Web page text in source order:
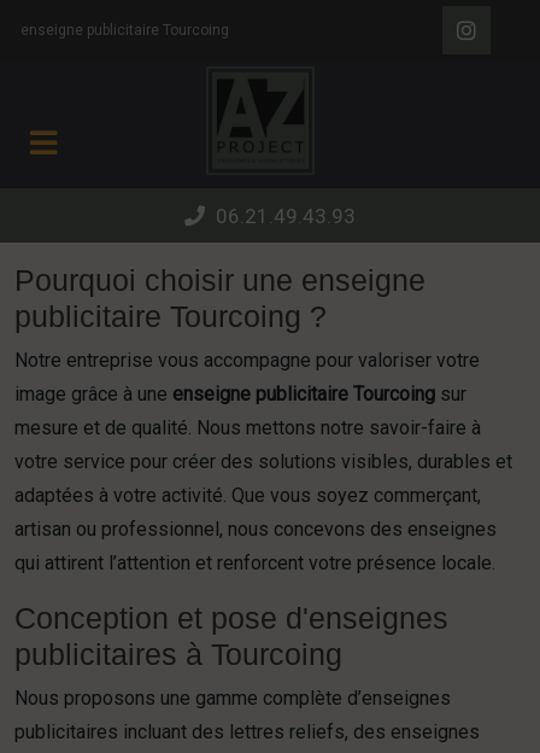
enseigne publicitaire Tourcoing
06.21.49.43.93
Pourquoi choisir une enseigne
publicitaire Tourcoing ?
Notre entreprise vous accompagne pour valoriser votre
image grâce à une enseigne publicitaire Tourcoing sur
mesure et de qualité. Nous mettons notre savoir-faire à
votre service pour créer des solutions visibles, durables et
adaptées à votre activité. Que vous soyez commerçant,
artisan ou professionnel, nous concevons des enseignes
qui attirent l’attention et renforcent votre présence locale.
Conception et pose d'enseignes
publicitaires à Tourcoing
Nous proposons une gamme complète d’enseignes
publicitaires incluant des lettres reliefs, des enseignes